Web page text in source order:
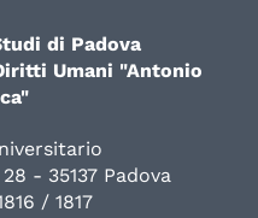
di Padova
Umani "Antonio
- 35137 Padova
/ 1817